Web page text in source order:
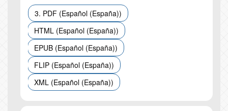
3. PDF (Español (España))
HTML (Español (España))
EPUB (Español (España))
FLIP (Español (España))
XML (Español (España))